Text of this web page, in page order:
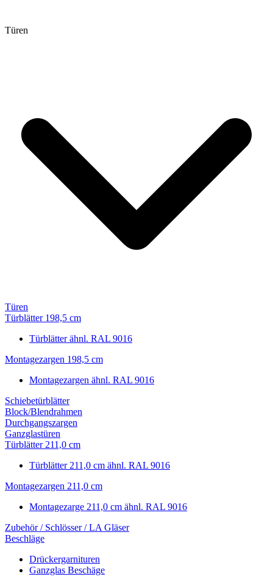
Türen
Türen
Türblätter 198,5 cm
Türblätter ähnl. RAL 9016
Montagezargen 198,5 cm
Montagezargen ähnl. RAL 9016
Schiebetürblätter
Block/Blendrahmen
Durchgangszargen
Ganzglastüren
Türblätter 211,0 cm
Türblätter 211,0 cm ähnl. RAL 9016
Montagezargen 211,0 cm
Montagezarge 211,0 cm ähnl. RAL 9016
Zubehör / Schlösser / LA Gläser
Beschläge
Drückergarnituren
Ganzglas Beschäge